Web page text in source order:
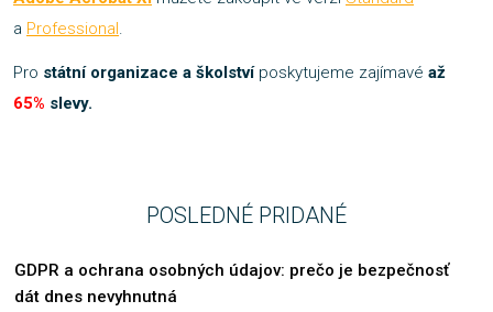
a Professional.
Pro státní organizace a školstvíposkytujeme zajímavé až
65% slevy.
POSLEDNÉ PRIDANÉ
GDPR a ochrana osobných údajov: prečo je bezpečnosť
dát dnes nevyhnutná